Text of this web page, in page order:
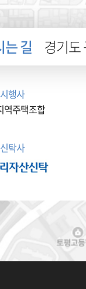
는 길 경기도
시행사
역주택조합
신탁사